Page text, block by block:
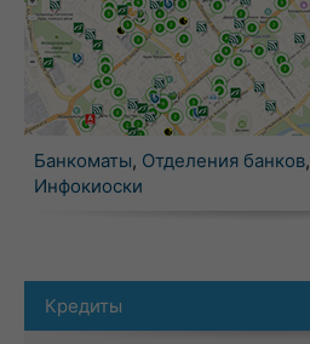
Банкоматы, Отделения банков,
Инфокиоски
Кредиты